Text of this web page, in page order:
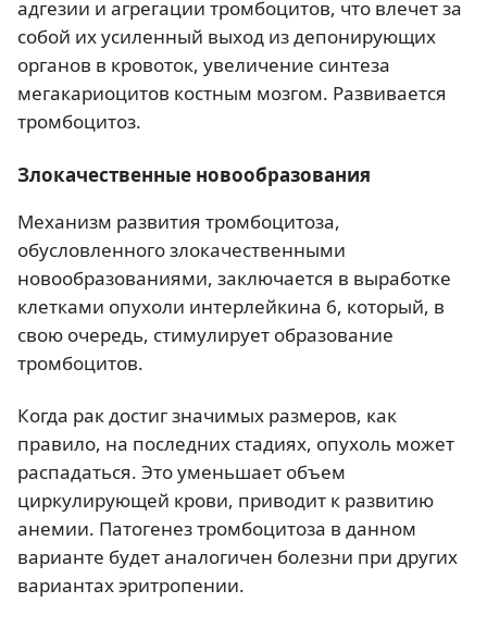
адгезии и агрегации тромбоцитов, что влечет за
собой их усиленный выход из депонирующих
органов в кровоток, увеличение синтеза
мегакариоцитов костным мозгом. Развивается
тромбоцитоз.
Злокачественные новообразования
Механизм развития тромбоцитоза,
обусловленного злокачественными
новообразованиями, заключается в выработке
клетками опухоли интерлейкина 6, который, в
свою очередь, стимулирует образование
тромбоцитов.
Когда рак достиг значимых размеров, как
правило, на последних стадиях, опухоль может
распадаться. Это уменьшает объем
циркулирующей крови, приводит к развитию
анемии. Патогенез тромбоцитоза в данном
варианте будет аналогичен болезни при других
вариантах эритропении.